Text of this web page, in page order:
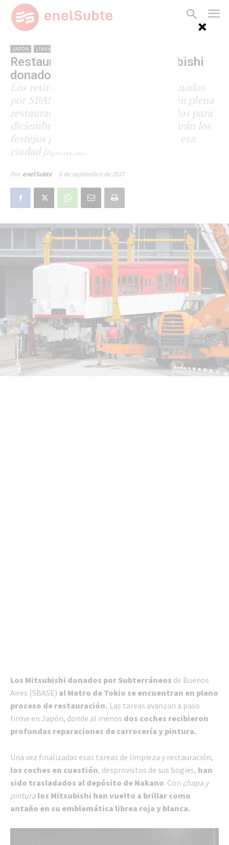
JAPÓN LÍNEA B
Restauran en Japón los Mitsubishi
donados por el Subte
Los retirados coches de la línea B, donados
por SBASE al Metro de Tokio, están en plena
restauración. Buscan reacondicionarlos para
diciembre próximo, cuando se realizarán los
festejos por los 90 años del Metro de esa
ciudad japonesa.
Por enelSubte 6 de septiembre de 2017
Los Mitsubishi donados por Subterráneos de Buenos
Aires (SBASE) al Metro de Tokio se encuentran en pleno
proceso de restauración. Las tareas avanzan a paso
firme en Japón, donde al menos dos coches recibieron
profundas reparaciones de carrocería y pintura.
Una vez finalizadas esas tareas de limpieza y restauración,
los coches en cuestión, desprovistos de sus bogies, han
sido trasladados al depósito de Nakano. Con chapa y
pintura los Mitsubishi han vuelto a brillar como
antaño en su emblemática librea roja y blanca.